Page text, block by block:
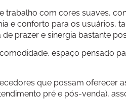
trabalho com cores suaves,
e conforto para os usuários,
prazer e sinergia bastante
espaço pensado
que possam oferecer
pré e pós-venda),